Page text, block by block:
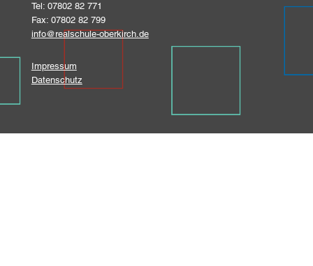
Tel: 07802 82 771
Fax: 07802 82 799
info@realschule-oberkirch.de
Impressum
Datenschutz